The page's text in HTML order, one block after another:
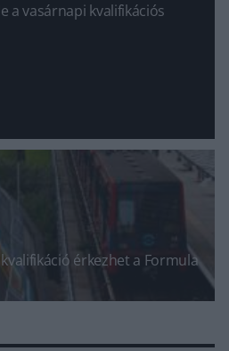
a vasárnapi kvalifikációs
érkezhet a Formula